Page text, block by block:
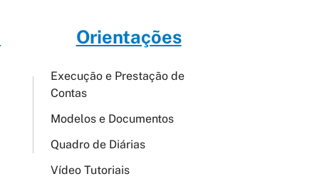
Orientações
Execução e Prestação de
Contas
Modelos e Documentos
Quadro de Diárias
Vídeo Tutoriais